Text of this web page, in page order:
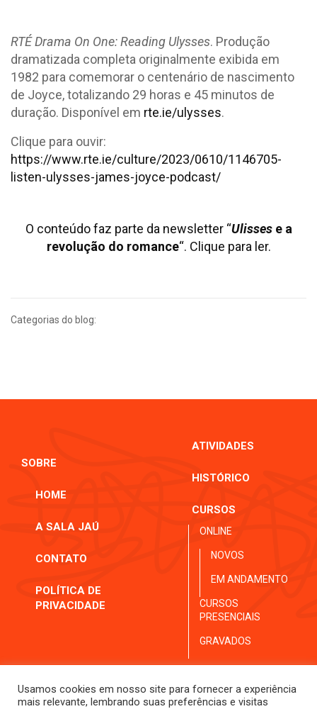
RTÉ Drama On One: Reading Ulysses. Produção
dramatizada completa originalmente exibida em
1982 para comemorar o centenário de nascimento
de Joyce, totalizando 29 horas e 45 minutos de
duração. Disponível em rte.ie/ulysses.
Clique para ouvir:
https://www.rte.ie/culture/2023/0610/1146705-
listen-ulysses-james-joyce-podcast/
O conteúdo faz parte da newsletter “Ulissese a
revolução do romance“. Clique para ler.
Categorias do blog:
SOBRE
HOME
A SALA JAÚ
CONTATO
POLÍTICA DE
PRIVACIDADE
ATIVIDADES
HISTÓRICO
CURSOS
ONLINE
NOVOS
EM ANDAMENTO
CURSOS
PRESENCIAIS
GRAVADOS
Usamos cookies em nosso site para fornecer a experiência
mais relevante, lembrando suas preferências e visitas